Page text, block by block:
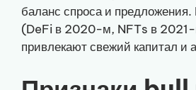
баланс спроса и
(DeFi в 2020-м, NFTs в
привлекают свежий капитал и